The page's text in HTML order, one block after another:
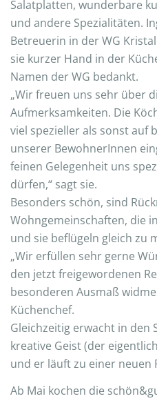
Salatplatten, wunderbare
und andere Spezialitäten.
Betreuerin in der WG
sie kurzer Hand in der
Namen der WG bedankt.
„Wir freuen uns sehr über
Aufmerksamkeiten. Die
viel spezieller als sonst auf
unserer BewohnerInnen
feinen Gelegenheit uns
dürfen,“ sagt sie.
Besonders schön, sind
Wohngemeinschaften, die
und sie beflügeln gleich zu
„Wir erfüllen sehr gerne
den jetzt freigewordenen
besonderen Ausmaß
Küchenchef.
Gleichzeitig erwacht in den
kreative Geist (der
und er läuft zu einer neuen
Ab Mai kochen die